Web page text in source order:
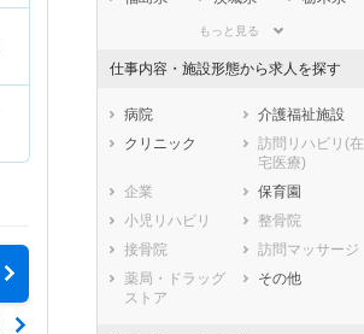
埼玉県
石川県
福井県
岐阜県
静岡県
愛知県
三重県
大阪府
兵庫県
奈良県
鳥取県
島根県
広島県
山口県
徳島県
香川県
愛媛県
もっと見る
仕事内容・施設形態から求人を探す
病院
介護福祉施設
クリニック
訪問リハビリ(在
宅医療)
企業
保育園
小児リハビリ
整骨院
接骨院
訪問マッサージ
薬局・ドラッグ
ストア
その他